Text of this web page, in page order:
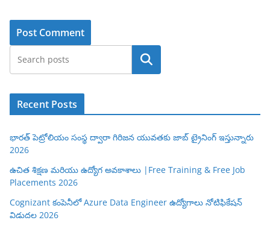
Search
Recent Posts
భారత్ పెట్రోలియం సంస్థ ద్వారా గిరిజన యువతకు జాబ్ ట్రైనింగ్ ఇస్తున్నారు
2026
ఉచిత శిక్షణ మరియు ఉద్యోగ అవకాశాలు |Free Training & Free Job
Placements 2026
Cognizant కంపెనీలో Azure Data Engineer ఉద్యోగాలు నోటిఫికేషన్
విడుదల 2026